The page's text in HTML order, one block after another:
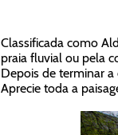
Classificada como
praia fluvial ou pela
Depois de terminar a
Aprecie toda a